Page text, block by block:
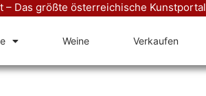
– Das größte österreichische Kunstportal
Weine Verkaufen